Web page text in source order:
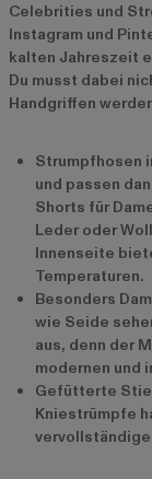
Celebrities und
Instagram und
kalten Jahreszeit
Du musst dabei
Handgriffen
Strumpfhosen
und passen
Shorts für
Leder oder
Innenseite
Temperaturen.
Besonders
wie Seide
aus, denn der
modernen und
Gefütterte
Kniestrümpfe